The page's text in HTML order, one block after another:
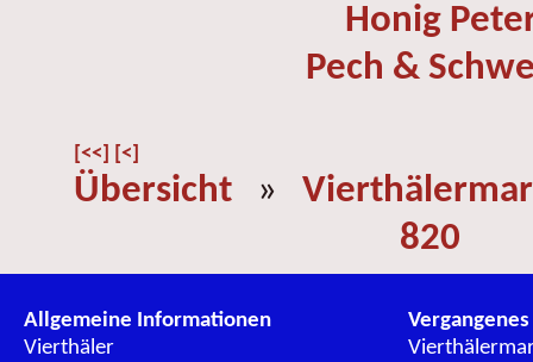
Honig
Pech &
[<<] [<]
Übersicht »
820
Allgemeine Informationen
Vierthäler
Vergangenes